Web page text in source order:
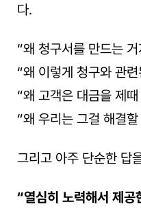
다.
“왜 청구서를 만드는
“왜 이렇게 청구와 관
“왜 고객은 대금을 제
“왜 우리는 그걸 해결
그리고 아주 단순한 답
“열심히 노력해서 제공